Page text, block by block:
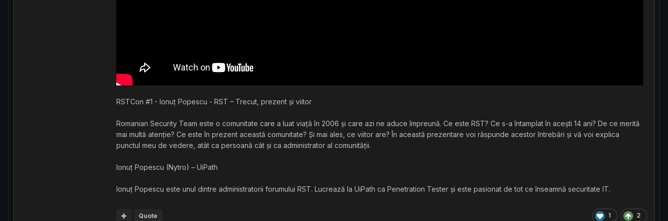
RSTCon #1 - Ionuț Popescu - RST – Trecut, prezent și viitor
Romanian Security Team este o comunitate care a luat viață în 2006 și care azi ne aduce împreună. Ce este RST? Ce s-a întamplat în acești 14 ani? De ce merită
mai multă atenție? Ce este în prezent această comunitate? Și mai ales, ce viitor are? În această prezentare voi răspunde acestor întrebări și vă voi explica
punctul meu de vedere, atât ca persoană cât și ca administrator al comunității.
Ionuț Popescu (Nytro) – UiPath
Ionuț Popescu este unul dintre administratorii forumului RST. Lucrează la UiPath ca Penetration Tester și este pasionat de tot ce înseamnă securitate IT.
1 2
Quote